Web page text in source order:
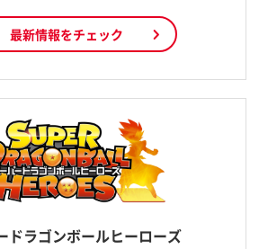
最新情報をチェック
ドラゴンボールヒーローズ